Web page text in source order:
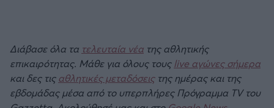
Διάβασε όλα τα τελευταία νέα της αθλητικής
επικαιρότητας. Μάθε για όλους τους live αγώνες σήμερα
και δες τιςαθλητικές μεταδόσειςτης ημέρας και της
εβδομάδας μέσα από το υπερπλήρες Πρόγραμμα TV του